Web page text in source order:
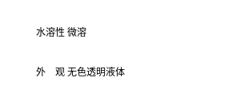
水溶性 微溶
外 观 无色透明液体